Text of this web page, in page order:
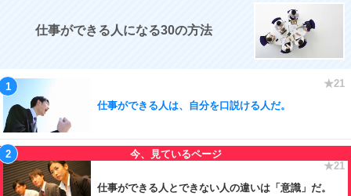
仕事ができる人になる30の方法
仕事ができる人は、自分を口説ける人だ。
仕事ができる人とできない人の違いは「意識」だ。